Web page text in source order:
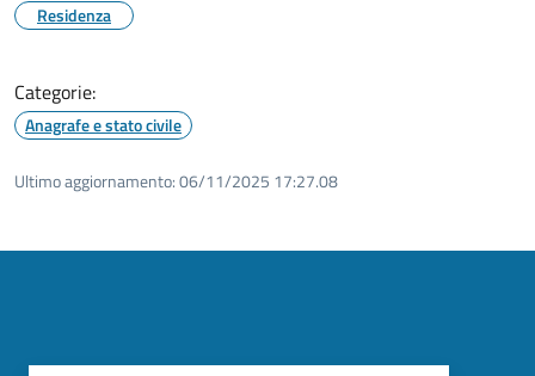
Residenza
Categorie:
Anagrafe e stato civile
Ultimo aggiornamento:06/11/2025 17:27.08